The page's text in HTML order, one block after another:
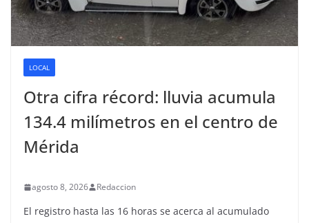
LOCAL
Otra cifra récord: lluvia acumula
134.4 milímetros en el centro de
Mérida
agosto 8, 2026 Redaccion
El registro hasta las 16 horas se acerca al acumulado